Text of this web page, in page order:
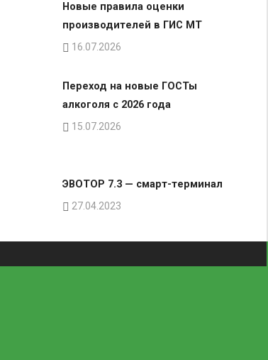
Новые правила оценки
производителей в ГИС МТ
16.07.2026
Переход на новые ГОСТы
алкоголя с 2026 года
15.07.2026
ЭВОТОР 7.3 — смарт-терминал
27.04.2023